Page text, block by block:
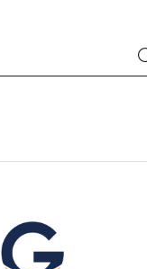
GRAFIKEO.PL